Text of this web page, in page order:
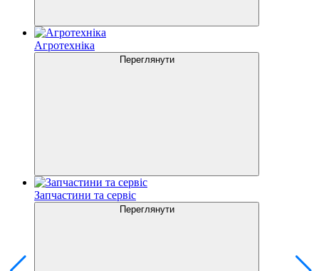
Агротехніка
Переглянути
Запчастини та сервіс
Переглянути